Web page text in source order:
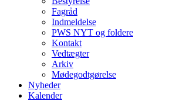
Fagråd
Indmeldelse
PWS NYT og foldere
Kontakt
Vedtægter
Arkiv
Mødegodtgørelse
Nyheder
Kalender